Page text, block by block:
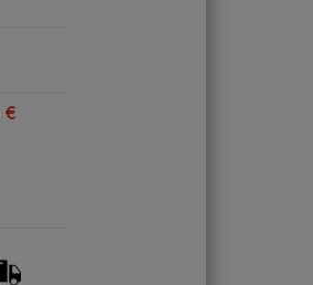
€